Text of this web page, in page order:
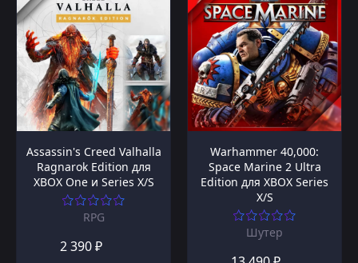
Assassin's Creed Valhalla
Ragnarok Edition для
XBOX One и Series X/S
RPG
2 390 ₽
Warhammer 40,000:
Space Marine 2 Ultra
Edition для XBOX Series
X/S
Шутер